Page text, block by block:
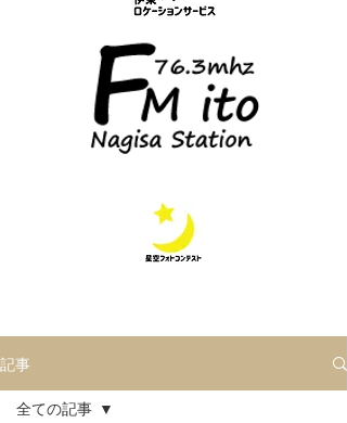
記事
全ての記事